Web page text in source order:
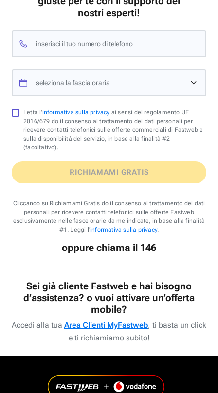
nostri esperti!
inserisci il tuo numero di telefono
seleziona la fascia oraria
Letta l'informativa sulla privacy ai sensi del regolamento UE
2016/679 do il consenso al trattamento dei dati personali per
ricevere contatti telefonici sulle offerte commerciali di Fastweb e
sulla disponibilità del servizio, in base alla finalità #2
(facoltativo).
RICHIAMAMI GRATIS
Cliccando su Richiamami Gratis do il consenso al trattamento dei dati
personali per ricevere contatti telefonici sulle offerte Fastweb
esclusivamente nelle fasce orarie da me indicate, in base alla finalità
#1. Leggi l'informativa sulla privacy.
oppure chiama il 146
Sei già cliente Fastweb e hai bisogno
d’assistenza? o vuoi attivare un’offerta
mobile?
Accedi alla tua Area Clienti MyFastweb, ti basta un click
e ti richiamiamo subito!